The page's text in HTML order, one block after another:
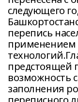
следующего
перепись
предстоящей
возможность
заполнения